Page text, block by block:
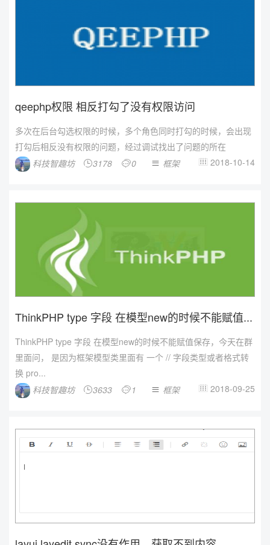
qeephp权限 相反打勾了没有权限访问
多次在后台勾选权限的时候，多个角色同时打勾的时候，会出现
打勾后相反没有权限的问题，经过调试找出了问题的所在
科技智趣坊
3178 0  框架  2018-10-14
ThinkPHP type 字段 在模型new的时候不能赋值...
ThinkPHP type 字段 在模型new的时候不能赋值保存，今天在群
里面问， 是因为框架模型类里面有 一个 // 字段类型或者格式转
换 pro...
科技智趣坊
3633 1  框架  2018-09-25